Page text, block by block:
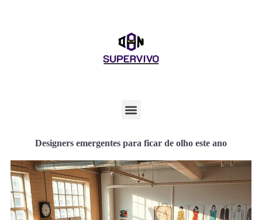
Designers emergentes para ficar de olho este ano